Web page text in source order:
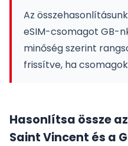
Az
eSIM-csomagot GB-
minőség szerint
frissítve, ha
Hasonlítsa össze
Saint Vincent és a